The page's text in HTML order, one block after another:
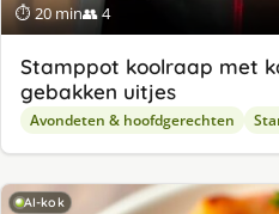
⏱ 20 min👥 4
Stamppot koolraap met
gebakken uitjes
Avondeten & hoofdgerechten
AI-kok